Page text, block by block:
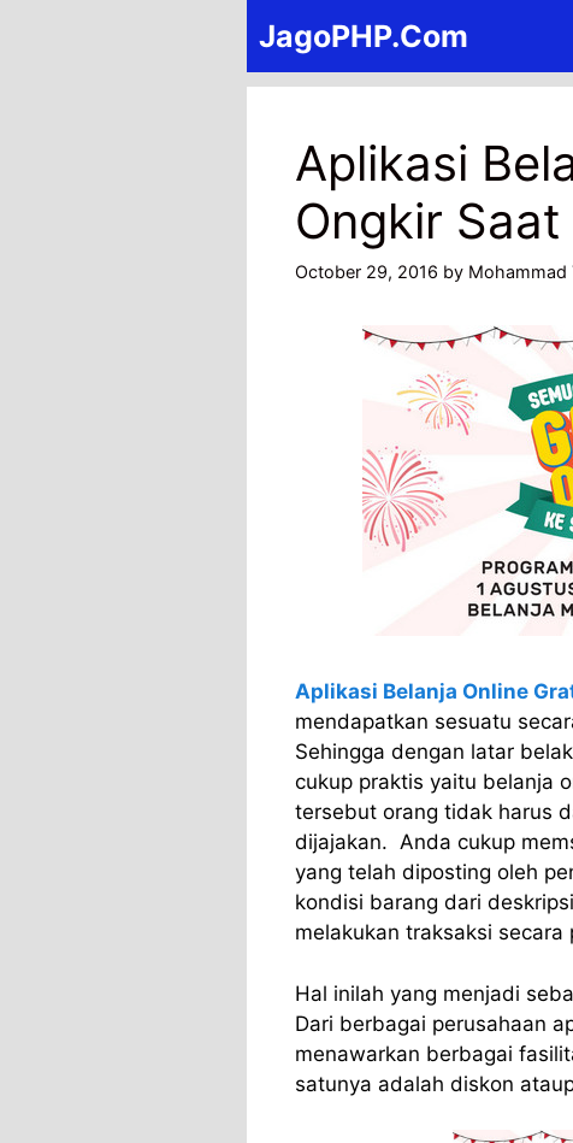
JagoPHP.Com
Aplikasi
Ongkir Saat
October 29, 2016 by Mohammad
Aplikasi Belanja Online
mendapatkan sesuatu
Sehingga dengan latar
cukup praktis yaitu belanja
tersebut orang tidak harus
dijajakan. Anda cukup
yang telah diposting oleh
kondisi barang dari
melakukan traksaksi
Hal inilah yang menjadi
Dari berbagai perusahaan
menawarkan berbagai
satunya adalah diskon